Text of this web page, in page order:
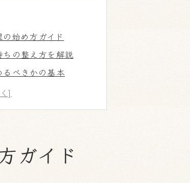
始め方ガイド
の整え方を解説
べきかの基本
遺品整理の第一歩
のコツと注意点
方を解説
ない物の判断基準
ガイド